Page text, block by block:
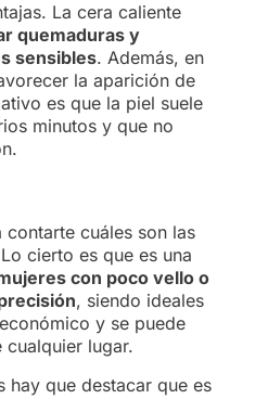
La cera caliente
quemaduras y
sensibles. Además, en
la aparición de
es que la piel suele
minutos y que no
contarte cuáles son las
cierto es que es una
con poco vello o
, siendo ideales
y se puede
cualquier lugar.
hay que destacar que es